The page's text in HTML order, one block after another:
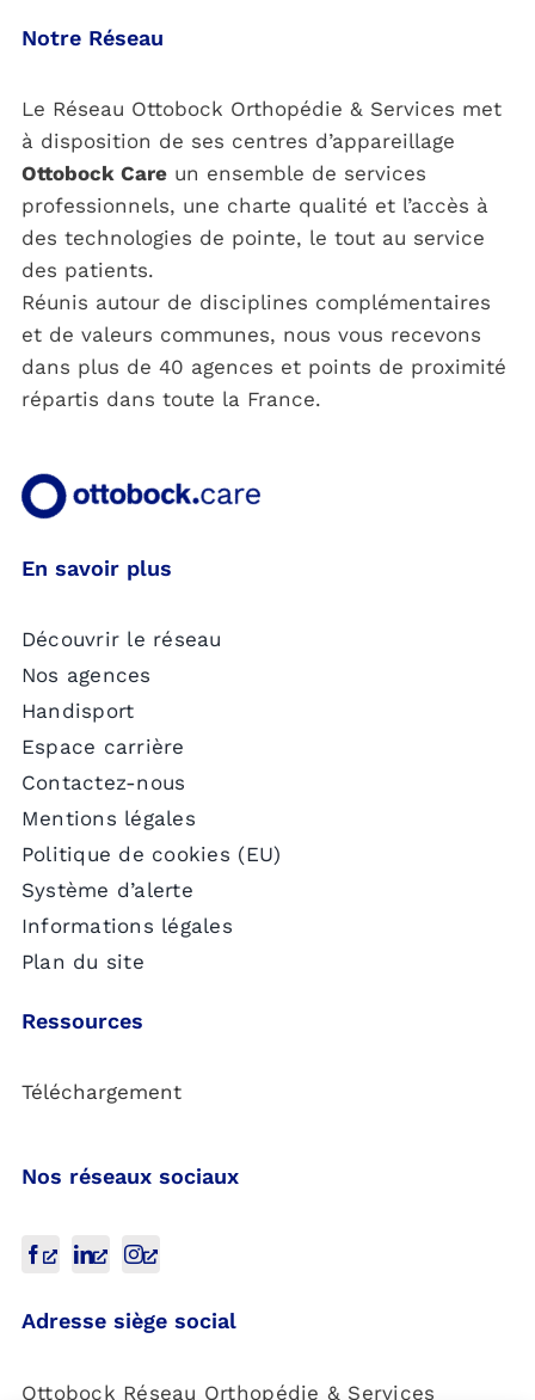
Notre Réseau
Le Réseau Ottobock Orthopédie & Services met
à disposition de ses centres d’appareillage
Ottobock Careun ensemble de services
professionnels, une charte qualité et l’accès à
des technologies de pointe, le tout au service
des patients.
Réunis autour de disciplines complémentaires
et de valeurs communes, nous vous recevons
dans plus de 40 agences et points de proximité
répartis dans toute la France.
En savoir plus
Découvrir le réseau
Nos agences
Handisport
Espace carrière
Contactez-nous
Mentions légales
Politique de cookies (EU)
Système d’alerte
Informations légales
Plan du site
Ressources
Téléchargement
Nos réseaux sociaux
Adresse siège social
Ottobock Réseau Orthopédie & Services